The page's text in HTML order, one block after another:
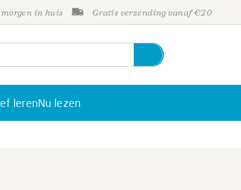
in huis Gratis verzending vanaf €20
lerenNu lezen
Personen